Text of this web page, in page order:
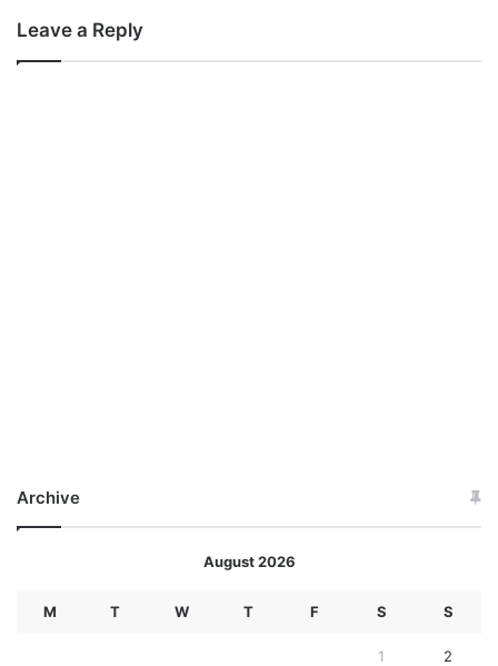
Leave a Reply
Archive
August 2026
M T W T F S S
1 2